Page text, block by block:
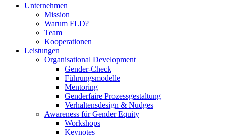
Unternehmen
Mission
Warum FLD?
Team
Kooperationen
Leistungen
Organisational Development
Gender-Check
Führungsmodelle
Mentoring
Genderfaire Prozessgestaltung
Verhaltensdesign & Nudges
Awareness für Gender Equity
Workshops
Keynotes